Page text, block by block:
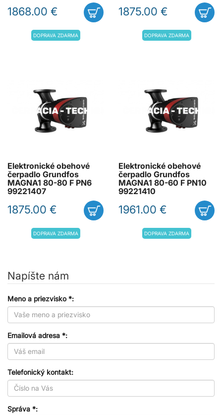
1868.00 €
DOPRAVA ZDARMA
1875.00 €
DOPRAVA ZDARMA
Elektronické obehové
čerpadlo Grundfos
MAGNA1 80-80 F PN6
99221407
1875.00 €
DOPRAVA ZDARMA
Elektronické obehové
čerpadlo Grundfos
MAGNA1 80-60 F PN10
99221410
1961.00 €
DOPRAVA ZDARMA
Napíšte nám
Meno a priezvisko *:
Emailová adresa *:
Telefonický kontakt:
Správa *: